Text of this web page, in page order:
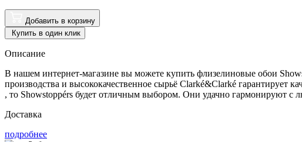
Добавить в корзину
Купить в один клик
Описание
В нашем интернет-магазине вы можете купить флизелиновые обои
производства и высококачественное сырьё Clarké&Clarké
, то Showstoppérs будет отличным выбором. Они удачно гармонируют
Доставка
подробнее